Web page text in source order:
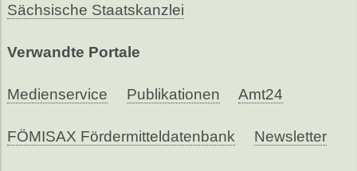
Sächsische Staatskanzlei
Verwandte Portale
Medienservice Publikationen Amt24
FÖMISAX Fördermitteldatenbank Newsletter